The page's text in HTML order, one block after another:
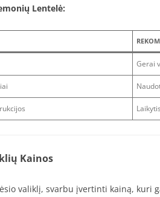
Lentelė:
Gerai
Kainos
valiklį, svarbu įvertinti kainą, kuri